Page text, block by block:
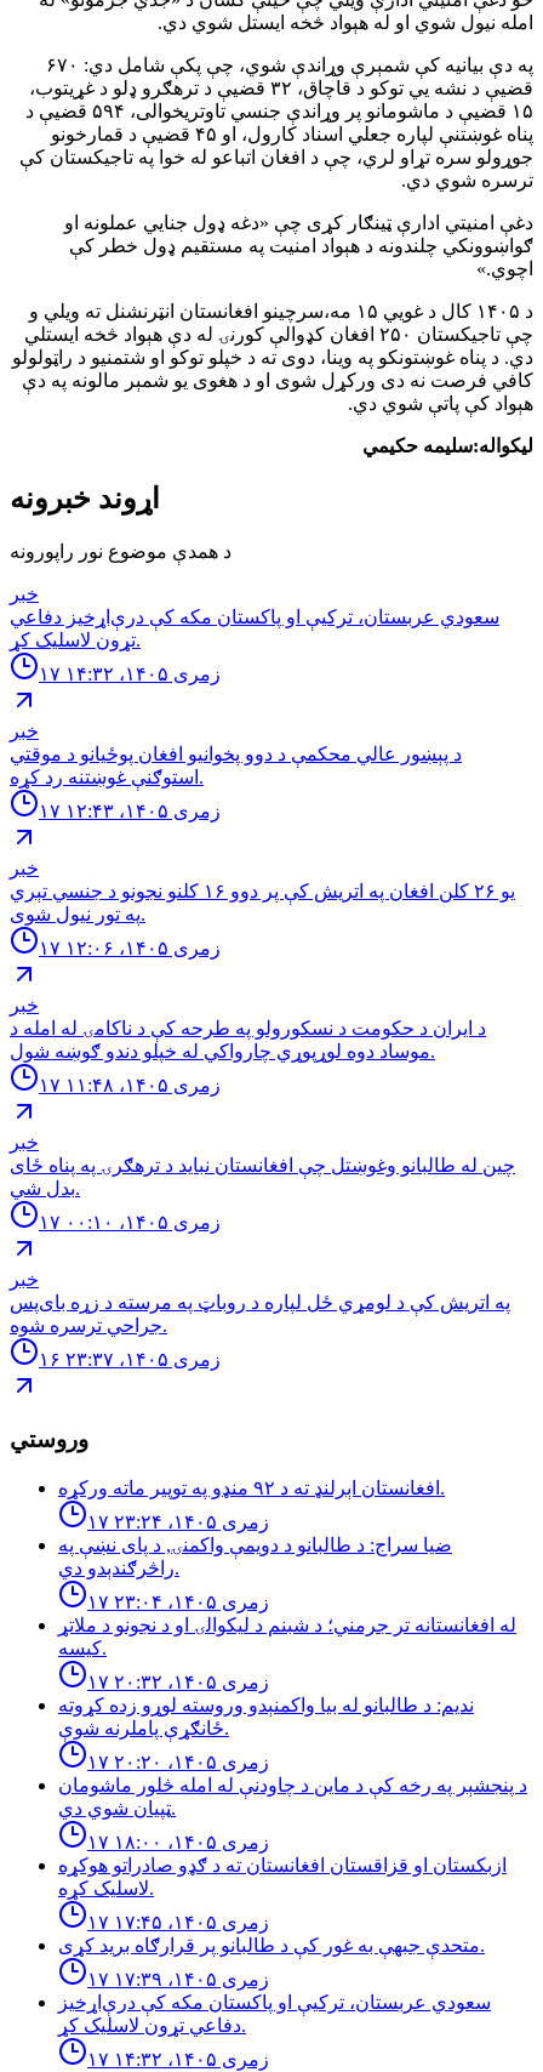
امله نیول شوي او له هېواد څخه ایستل شوي دي.
په دې بیانیه کې شمېرې وړاندې شوي، چې پکې شامل دي: ۶۷۰
قضیې د نشه يي توکو د قاچاق، ۳۲ قضیې د ترهګرو ډلو د غړیتوب،
۱۵ قضیې د ماشومانو پر وړاندې جنسي تاوتریخوالی، ۵۹۴ قضیې د
پناه غوښتنې لپاره جعلي اسناد کارول، او ۴۵ قضیې د قمارخونو
جوړولو سره تړاو لري، چې د افغان اتباعو له خوا په تاجیکستان کې
ترسره شوي دي.
دغې امنیتي ادارې ټینګار کړی چې «دغه ډول جنایي عملونه او
ګواښوونکي چلندونه د هېواد امنیت په مستقیم ډول خطر کې
اچوي.»
د ۱۴۰۵ کال د غویي ۱۵ مه،سرچینو افغانستان انټرنشنل ته ویلي و
چې تاجیکستان ۲۵۰ افغان کډوالې کورنۍ له دې هېواد څخه ایستلي
دي. د پناه غوښتونکو په وینا، دوی ته د خپلو توکو او شتمنیو د راټولولو
کافي فرصت نه دی ورکړل شوی او د هغوی یو شمېر مالونه په دې
هېواد کې پاتې شوي دي.
لیکواله:سلیمه حکیمي
اړوند خبرونه
د همدې موضوع نور راپورونه
خبر
سعودي عربستان، ترکیې او پاکستان مکه کې درې‌اړخیز دفاعي
تړون لاسلیک کړ.
۱۷ زمری ۱۴۰۵، ۱۴:۳۲
خبر
د پېښور عالي محکمې د دوو پخوانیو افغان پوځیانو د موقتي
استوګنې غوښتنه رد کړه.
۱۷ زمری ۱۴۰۵، ۱۲:۴۳
خبر
یو ۲۶ کلن افغان په اتریش کې پر دوو ۱۶ کلنو نجونو د جنسي تېري
په تور نیول شوی.
۱۷ زمری ۱۴۰۵، ۱۲:۰۶
خبر
د ایران د حکومت د نسکورولو په طرحه کې د ناکامۍ له امله د
موساد دوه لوړپوړي چارواکي له خپلو دندو ګوښه شول.
۱۷ زمری ۱۴۰۵، ۱۱:۴۸
خبر
چین له طالبانو وغوښتل چې افغانستان نباید د ترهګرۍ په پناه ځای
بدل شي.
۱۷ زمری ۱۴۰۵، ۰۰:۱۰
خبر
په اتریش کې د لومړي ځل لپاره د روباټ په مرسته د زړه بای‌پس
جراحي ترسره شوه.
۱۶ زمری ۱۴۰۵، ۲۳:۳۷
وروستي
افغانستان اېرلنډ ته د ٩٢ منډو په توپیر ماته وركړه.
۱۷ زمری ۱۴۰۵، ۲۳:۲۴
ضيا سراج: د طالبانو د دويمې واكمنۍ, د پاى نښې په
راڅرګندېدو دي.
۱۷ زمری ۱۴۰۵، ۲۳:۰۴
له افغانستانه تر جرمني؛ د شبنم د ليكوالۍ او د نجونو د ملاتړ
كيسه.
۱۷ زمری ۱۴۰۵، ۲۰:۳۲
نديم: د طالبانو له بيا واكمنېدو وروسته لوړو زده كړوته
ځانګړې پاملرنه شوې.
۱۷ زمری ۱۴۰۵، ۲۰:۲۰
د پنجشېر په رخه کې د ماین د چاودنې له امله څلور ماشومان
ټپیان شوي دي.
۱۷ زمری ۱۴۰۵، ۱۸:۰۰
ازبكستان او قزاقستان افغانستان ته د ګډو صادراتو هوكړه
لاسليک كړه.
۱۷ زمری ۱۴۰۵، ۱۷:۴۵
متحدې جبهې به غور کې د طالبانو پر قرارګاه بريد كړی.
۱۷ زمری ۱۴۰۵، ۱۷:۳۹
سعودي عربستان، ترکیې او پاکستان مکه کې درې‌اړخیز
دفاعي تړون لاسلیک کړ.
۱۷ زمری ۱۴۰۵، ۱۴:۳۲